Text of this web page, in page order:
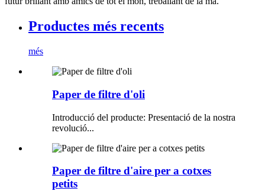
Productes més recents
més
Paper de filtre d'oli
Introducció del producte: Presentació de la nostra
revolució...
Paper de filtre d'aire per a cotxes
petits